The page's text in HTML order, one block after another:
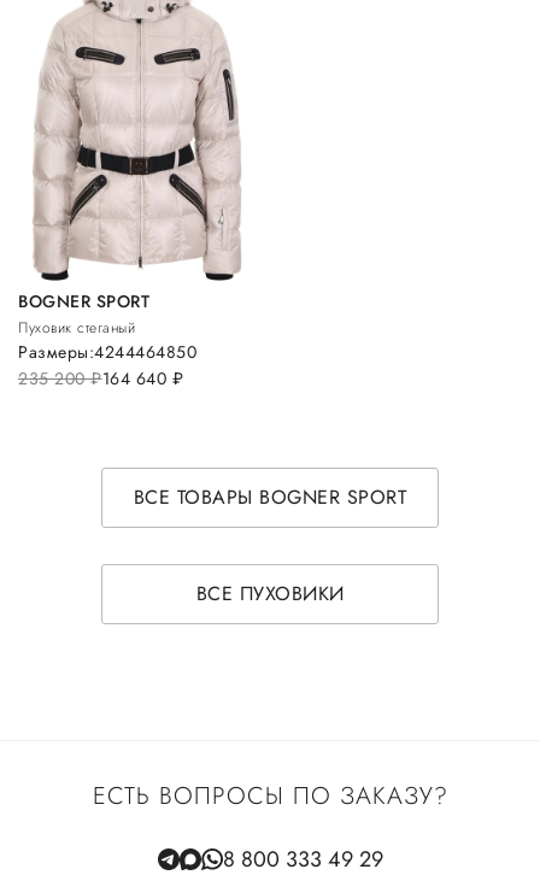
BOGNER SPORT
Пуховик стеганый
235 200руб.164 640 руб.
Размеры:4244464850
ВСЕ ТОВАРЫ BOGNER SPORT
ВСЕ ПУХОВИКИ
ЕСТЬ ВОПРОСЫ ПО ЗАКАЗУ?
8 800 333 49 29